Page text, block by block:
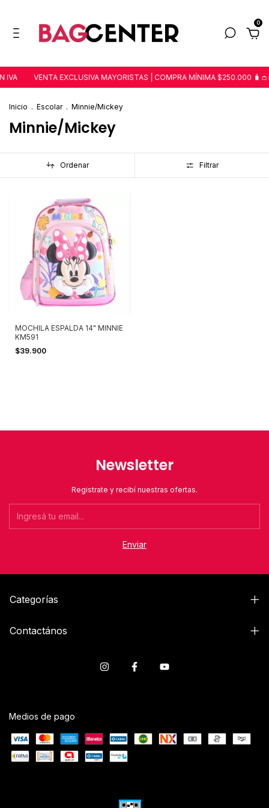
0
IVA VENTA EXCLUSIVA MAYORISTAS | COMPRA MÍNIMA $250.000
Inicio . Escolar . Minnie/Mickey
Minnie/Mickey
Ordenar Filtrar
MOCHILA ESPALDA 14" MINNIE
KM591
$39.900
Newsletter
Registrate y recibí nuestras ofertas.
Categorías
Contactános
Medios de pago